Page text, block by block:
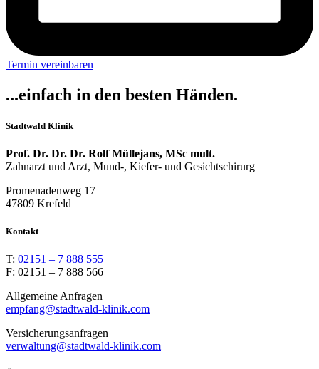
Termin vereinbaren
...einfach in den besten Händen.
Stadtwald Klinik
Prof. Dr. Dr. Dr. Rolf Müllejans, MSc mult.
Zahnarzt und Arzt, Mund-, Kiefer- und Gesichtschirurg
Promenadenweg 17
47809 Krefeld
Kontakt
T: 02151 – 7 888 555
F: 02151 – 7 888 566
Allgemeine Anfragen
empfang@stadtwald-klinik.com
Versicherungsanfragen
verwaltung@stadtwald-klinik.com